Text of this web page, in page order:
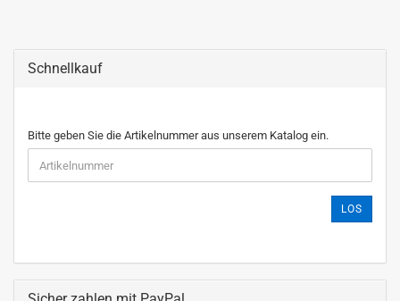
Schnellkauf
Bitte geben Sie die Artikelnummer aus unserem Katalog ein.
LOS